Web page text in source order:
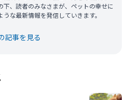
下、読者のみなさまが、ペットの幸せに
な最新情報を発信していきます。
記事を見る